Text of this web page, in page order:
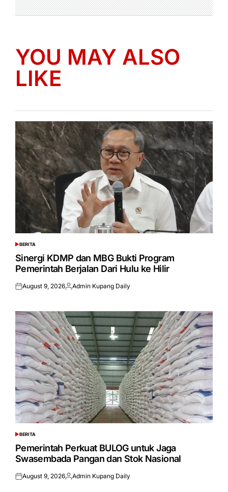
YOU MAY ALSO
LIKE
POSTED
IN
BERITA
Sinergi KDMP dan MBG Bukti Program
Pemerintah Berjalan Dari Hulu ke Hilir
Posted
August 9, 2026Posted
Admin Kupang Daily
POSTED
IN
BERITA
Pemerintah Perkuat BULOG untuk Jaga
Swasembada Pangan dan Stok Nasional
Posted
August 9, 2026Posted
Admin Kupang Daily